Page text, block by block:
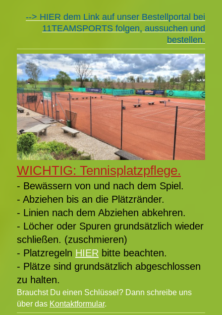
--> HIER dem Link auf unser Bestellportal bei
11TEAMSPORTS folgen, aussuchen und
bestellen.
WICHTIG: Tennisplatzpflege.
- Bewässern von und nach dem Spiel.
- Abziehen bis an die Plätzränder.
- Linien nach dem Abziehen abkehren.
- Löcher oder Spuren grundsätzlich wieder
schließen. (zuschmieren)
- Platzregeln HIER bitte beachten.
- Plätze sind grundsätzlich abgeschlossen
zu halten.
Brauchst Du einen Schlüssel? Dann schreibe uns
über das Kontaktformular.